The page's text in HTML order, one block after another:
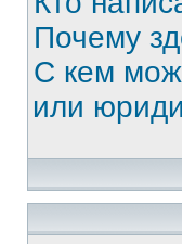
Почему
С кем
или